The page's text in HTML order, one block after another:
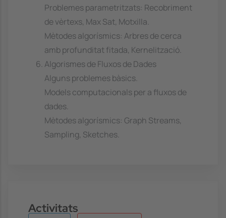
Problemes parametritzats: Recobriment
de vèrtexs, Max Sat, Motxilla.
Mètodes algorísmics: Arbres de cerca
amb profunditat fitada, Kernelització.
Algorismes de Fluxos de Dades
Alguns problemes bàsics.
Models computacionals per a fluxos de
dades.
Mètodes algorísmics: Graph Streams,
Sampling, Sketches.
Activitats